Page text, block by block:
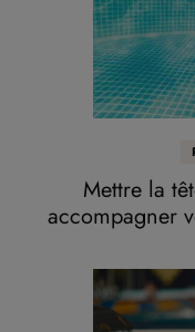
Mettre la
accompagner